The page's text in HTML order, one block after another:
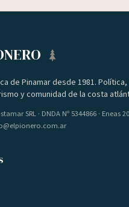
de Pinamar desde 1981.
y comunidad de la costa
SRL · DNDA Nº 5344866 · Eneas